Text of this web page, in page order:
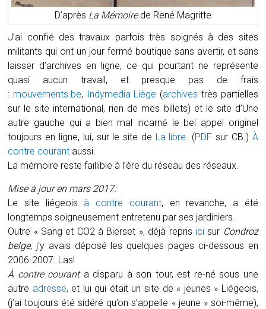
D’après La Mémoirede René Magritte
J’ai confié des travaux parfois très soignés à des sites
militants qui ont un jour fermé boutique sans avertir, et sans
laisser d’archives en ligne, ce qui pourtant ne représente
quasi aucun travail, et presque pas de frais
: mouvements.be, Indymedia Liège (archives très partielles
sur le site international, rien de mes billets) et le site d’Une
autre gauche qui a bien mal incarné le bel appel originel
toujours en ligne, lui, sur le site de La libre . (PDF sur CB.) À
contre courant aussi.
La mémoire reste faillible à l’ère du réseau des réseaux.
Mise à jour en mars 2017:
Le site liégeois à contre courant, en revanche, a été
longtemps soigneusement entretenu par ses jardiniers.
Outre « Sang et CO2 à Bierset », déjà repris icisur Condroz
belge, j’y avais déposé les quelques pages ci-dessous en
2006-2007. Las!
À contre couranta disparu à son tour, est re-né sous une
autre adresse, et lui qui était un site de « jeunes » Liégeois,
(j’ai toujours été sidéré qu’on s’appelle « jeune » soi-même),